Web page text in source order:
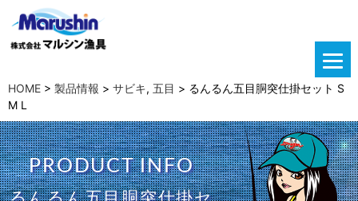
HOME > 製品情報 > サビキ, 五目 > るんるん五目胴突仕掛セット S
M L
PRODUCT INFO
るんるん五目胴突仕掛セ